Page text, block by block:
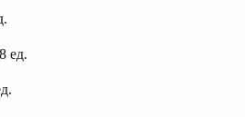
ед.